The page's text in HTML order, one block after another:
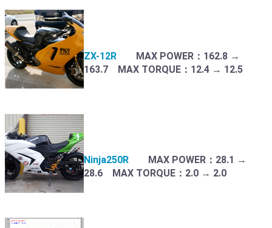
ZX-12R MAX POWER：162.8 →
163.7 MAX TORQUE：12.4 → 12.5
Ninja250R MAX POWER：28.1 →
28.6 MAX TORQUE：2.0 → 2.0